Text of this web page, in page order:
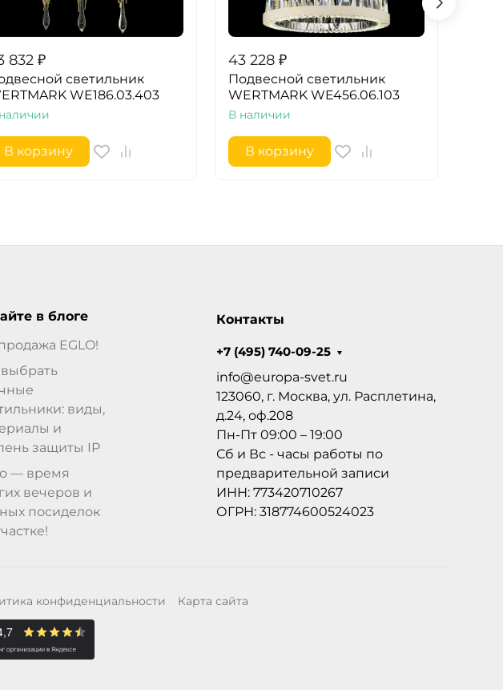
832 ₽
светильник
WE186.03.403
В корзину
43 228 ₽
Подвесной светильник
WERTMARK WE456.06.103
В наличии
В корзину
в блоге
EGLO!
выбрать
виды,
и
защиты IP
— время
вечеров и
посиделок
Контакты
+7 (495) 740-09-25
info@europa-svet.ru
123060, г. Москва, ул. Расплетина,
д.24, оф.208
Пн-Пт 09:00 – 19:00
Сб и Вс - часы работы по
предварительной записи
ИНН: 773420710267
ОГРН: 318774600524023
конфиденциальности Карта сайта